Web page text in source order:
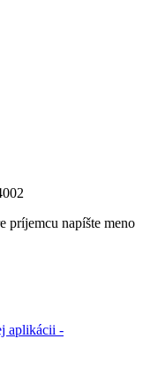
príjemcu napíšte meno
aplikácii -